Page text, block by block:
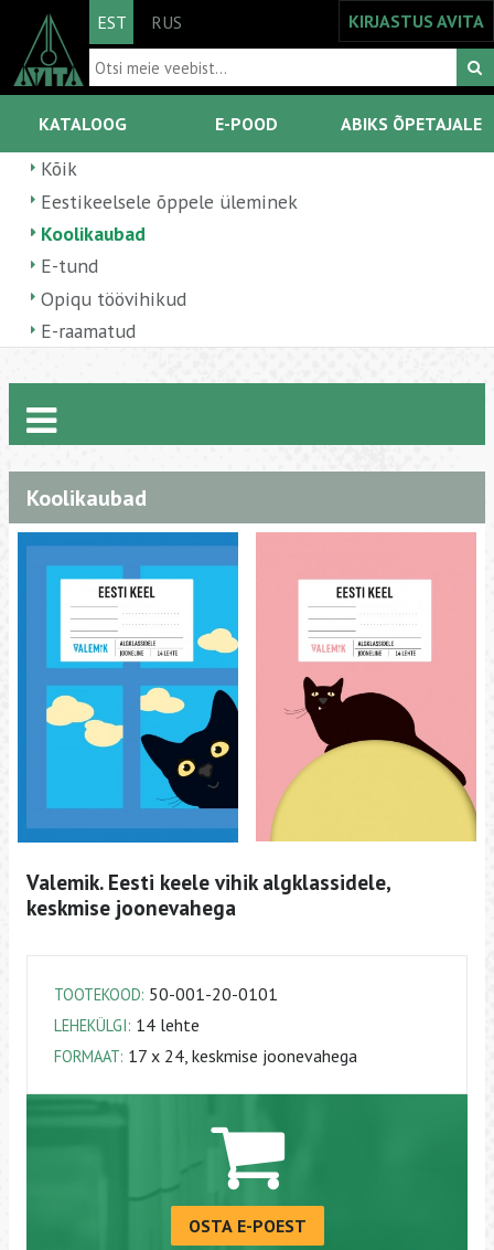
EST RUS KIRJASTUS AVITA
KATALOOG E-POOD ABIKS ÕPETAJALE
Kõik
Eestikeelsele õppele üleminek
Koolikaubad
E-tund
Opiqu töövihikud
E-raamatud
Koolikaubad
Valemik. Eesti keele vihik algklassidele,
keskmise joonevahega
TOOTEKOOD: 50-001-20-0101
LEHEKÜLGI: 14 lehte
FORMAAT: 17 x 24, keskmise joonevahega
OSTA E-POEST